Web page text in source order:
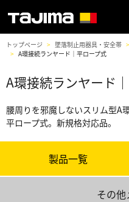
トップページ 墜落制止用器具・安全帯
A環接続ランヤード｜平ロープ式
A環接続ランヤード
腰周りを邪魔しないスリム型A
平ロープ式。新規格対応品。
製品一覧
その